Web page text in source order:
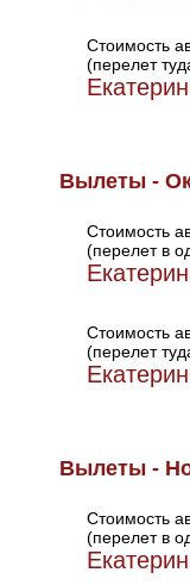
Стоимость
(перелет
Вылеты -
Стоимость
(перелет в
Стоимость
(перелет
Вылеты -
Стоимость
(перелет в